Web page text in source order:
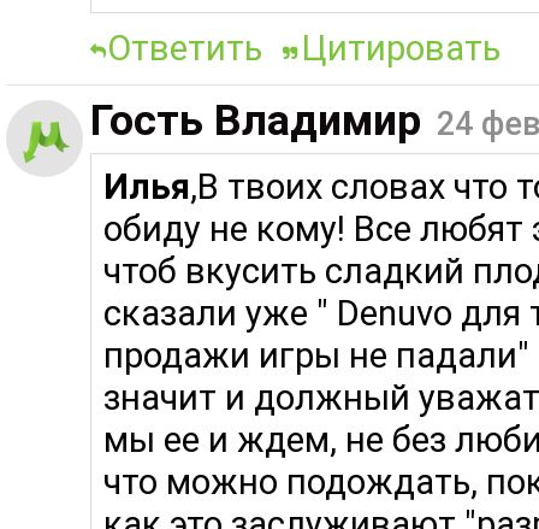
Ответить
Цитировать
Гость Владимир 24
Илья,В твоих словах что
обиду не кому! Все любят
чтоб вкусить сладкий
сказали уже " Denuvo
продажи игры не
значит и должный
мы ее и ждем, не без
что можно подождать,